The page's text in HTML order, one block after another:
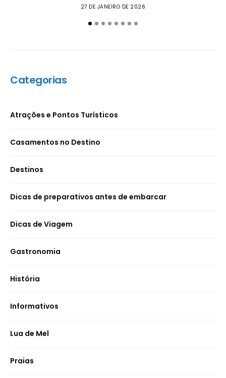
27 DE JANEIRO DE 2026
Categorias
Atrações e Pontos Turísticos
Casamentos no Destino
Destinos
Dicas de preparativos antes de embarcar
Dicas de Viagem
Gastronomia
História
Informativos
Lua de Mel
Praias